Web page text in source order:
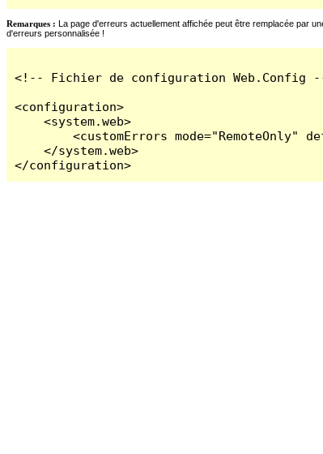
Remarques : La page d'erreurs actuellement affichée peut être remplacée par
d'erreurs personnalisée !
<!-- Fichier de configuration Web.Config
<configuration>
    <system.web>
<customErrors mode="RemoteOnly"
    </system.web>
</configuration>